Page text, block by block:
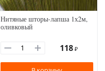
Нитяные шторы-лапша 1х2м,
оливковый
118 ₽